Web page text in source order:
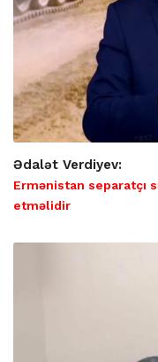
Ədalət Verdiyev:
Ermənistan separatçı
etməlidir